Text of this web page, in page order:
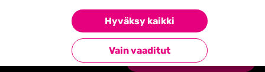
Hyväksy kaikki
Vain vaaditut
Partners »Finnica Consulting / Elite
Takaisin kumppaneihin